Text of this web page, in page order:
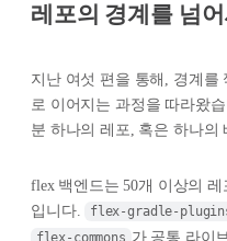
레포의 경계를 넘어
지난 여섯 편을 통해, 경계를
로 이어지는 과정을 따라왔
분 하나의 레포, 혹은 하나의
flex 백엔드는 50개 이상의 레
입니다.
flex-gradle-
flex-commons 가 공통 라이